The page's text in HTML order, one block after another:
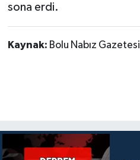
sona erdi.
Kaynak: Bolu Nabız Gazetesi